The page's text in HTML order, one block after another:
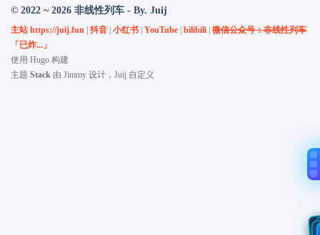
© 2022 ~ 2026 非线性列车 - By. Juij
主站 https://juij.fun 抖音 小红书 YouTube bilibili 微信公众号：非线性列车
「已炸...」
使用 Hugo 构建
主题 Stack 由 Jimmy 设计，Juij 自定义